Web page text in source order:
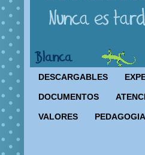
DESCARGABLES
DOCUMENTOS
VALORES PEDAGOGIA